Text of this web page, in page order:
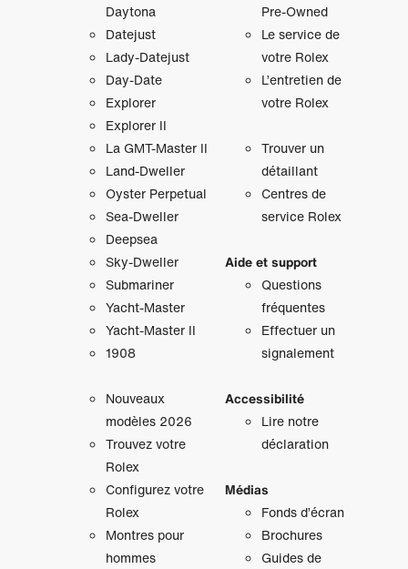
Daytona
Datejust
Lady‑Datejust
Day‑Date
Explorer
Explorer II
La GMT‑Master II
Land-Dweller
Oyster Perpetual
Sea-Dweller
Deepsea
Sky‑Dweller
Submariner
Yacht‑Master
Yacht‑Master II
1908
Nouveaux
modèles 2026
Trouvez votre
Rolex
Configurez votre
Rolex
Montres pour
hommes
Pre-Owned
Le service de
votre Rolex
L’entretien de
votre Rolex
Trouver un
détaillant
Centres de
service Rolex
Aide et support
Questions
fréquentes
Effectuer un
signalement
Accessibilité
Lire notre
déclaration
Médias
Fonds d’écran
Brochures
Guides de